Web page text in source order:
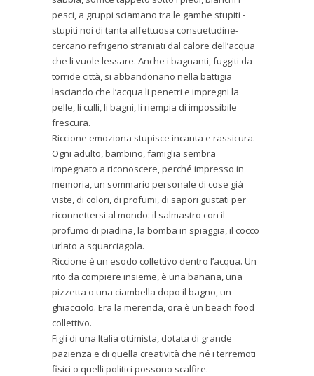
pesci, a gruppi sciamano tra le gambe stupiti -
stupiti noi di tanta affettuosa consuetudine-
cercano refrigerio straniati dal calore dell’acqua
che li vuole lessare. Anche i bagnanti, fuggiti da
torride città, si abbandonano nella battigia
lasciando che l’acqua li penetri e impregni la
pelle, li culli, li bagni, li riempia di impossibile
frescura.
Riccione emoziona stupisce incanta e rassicura.
Ogni adulto, bambino, famiglia sembra
impegnato a riconoscere, perché impresso in
memoria, un sommario personale di cose già
viste, di colori, di profumi, di sapori gustati per
riconnettersi al mondo: il salmastro con il
profumo di piadina, la bomba in spiaggia, il cocco
urlato a squarciagola.
Riccione è un esodo collettivo dentro l’acqua. Un
rito da compiere insieme, è una banana, una
pizzetta o una ciambella dopo il bagno, un
ghiacciolo. Era la merenda, ora è un beach food
collettivo.
Figli di una Italia ottimista, dotata di grande
pazienza e di quella creatività che né i terremoti
fisici o quelli politici possono scalfire.